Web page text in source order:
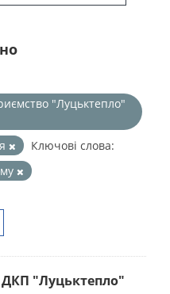
"Луцьктепло"
Ключові слова:
ДКП "Луцьктепло"